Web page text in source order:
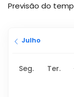
Previsão do
Julho
Seg. Ter.